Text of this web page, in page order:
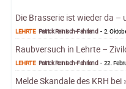
Die Brasserie ist wieder da
LEHRTE Patrick Reinisch-Fahrland - 2.
Raubversuch in Lehrte –
LEHRTE Patrick Reinisch-Fahrland - 22.
Melde Skandale des KRH